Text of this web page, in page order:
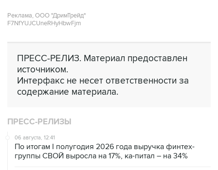
Реклама, ООО "ДримТрейд"
F7NfYUJCUneRHyHbwFjm
ПРЕСС-РЕЛИЗ. Материал предоставлен
источником.
Интерфакс не несет ответственности за
содержание материала.
ПРЕСС-РЕЛИЗЫ
06 августа, 12:41
По итогам I полугодия 2026 года выручка финтех-
группы СВОЙ выросла на 17%, ка-питал – на 34%